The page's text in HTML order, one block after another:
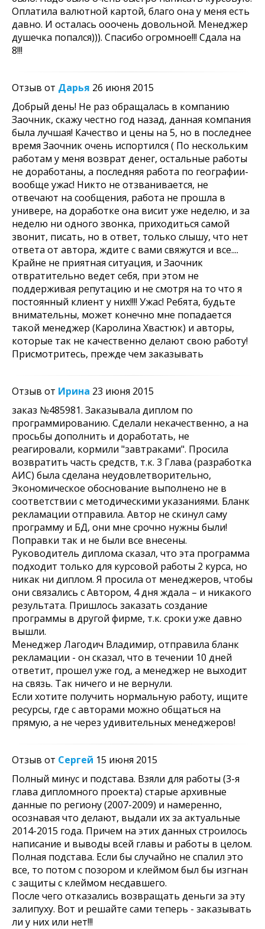
Оплатила валютной картой, благо она у меня есть
давно. И осталась ооочень довольной. Менеджер
душечка попался))). Спасибо огромное!!! Сдала на
8!!!
Отзыв от Дарья 26 июня 2015
Добрый день! Не раз обращалась в компанию
Заочник, скажу честно год назад, данная компания
была лучшая! Качество и цены на 5, но в последнее
время Заочник очень испортился ( По нескольким
работам у меня возврат денег, остальные работы
не доработаны, а последняя работа по географии-
вообще ужас! Никто не отзванивается, не
отвечают на сообщения, работа не прошла в
универе, на доработке она висит уже неделю, и за
неделю ни одного звонка, приходиться самой
звонит, писать, но в ответ, только слышу, что нет
ответа от автора, ждите с вами свяжутся и все....
Крайне не приятная ситуация, и Заочник
отвратительно ведет себя, при этом не
поддерживая репутацию и не смотря на то что я
постоянный клиент у них!!!! Ужас! Ребята, будьте
внимательны, может конечно мне попадается
такой менеджер (Каролина Хвастюк) и авторы,
которые так не качественно делают свою работу!
Присмотритесь, прежде чем заказывать
Отзыв от Ирина 23 июня 2015
заказ №485981. Заказывала диплом по
программированию. Сделали некачественно, а на
просьбы дополнить и доработать, не
реагировали, кормили "завтраками". Просила
возвратить часть средств, т.к. 3 Глава (разработка
АИС) была сделана неудовлетворительно,
Экономическое обоснование выполнено не в
соответствии с методическими указаниями. Бланк
рекламации отправила. Автор не скинул саму
программу и БД, они мне срочно нужны были!
Поправки так и не были все внесены.
Руководитель диплома сказал, что эта программа
подходит только для курсовой работы 2 курса, но
никак ни диплом. Я просила от менеджеров, чтобы
они связались с Автором, 4 дня ждала – и никакого
результата. Пришлось заказать создание
программы в другой фирме, т.к. сроки уже давно
вышли.
Менеджер Лагодич Владимир, отправила бланк
рекламации - он сказал, что в течении 10 дней
ответит, прошел уже год, а менеджер не выходит
на связь. Так ничего и не вернули.
Если хотите получить нормальную работу, ищите
ресурсы, где с авторами можно общаться на
прямую, а не через удивительных менеджеров!
Отзыв от Сергей 15 июня 2015
Полный минус и подстава. Взяли для работы (3-я
глава дипломного проекта) старые архивные
данные по региону (2007-2009) и намеренно,
осознавая что делают, выдали их за актуальные
2014-2015 года. Причем на этих данных строилось
написание и выводы всей главы и работы в целом.
Полная подстава. Если бы случайно не спалил это
все, то потом с позором и клеймом был бы изгнан
с защиты с клеймом несдавшего.
После чего отказались возвращать деньги за эту
залипуху. Вот и решайте сами теперь - заказывать
ли у них или нет!!!